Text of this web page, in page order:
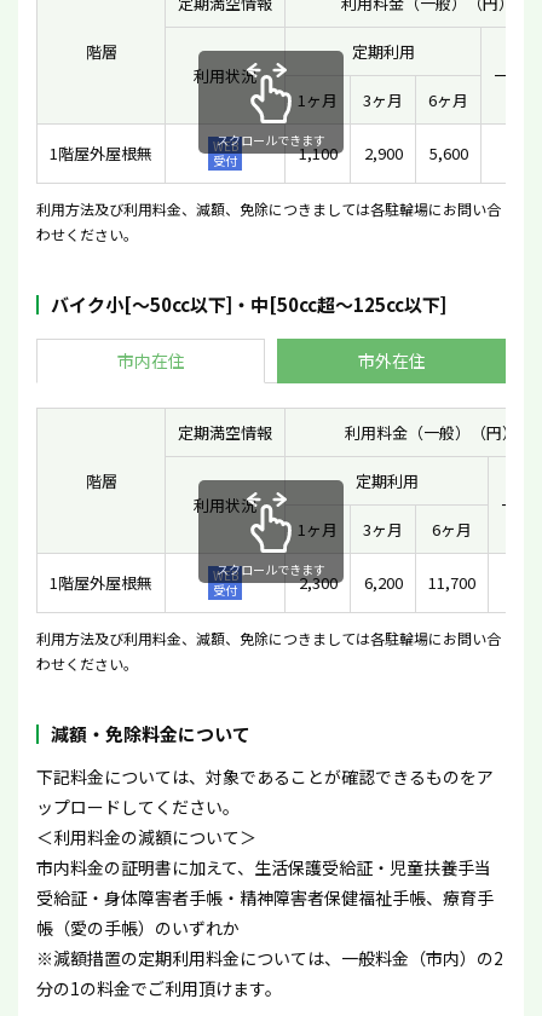
階層
利用状況
定期利用
一時
1ヶ月
3ヶ月 6ヶ月
1階屋外屋根無
WEB
受付
1,100 2,900 5,600
スクロールできます
利用方法及び利用料金、減額、免除につきましては各駐輪場にお問い合
わせください。
バイク小[〜50cc以下]・中[50cc超〜125cc以下]
市内在住 市外在住
階層
定期満空情報 利用料金（一般）（円）
利用状況
定期利用
一時
1ヶ月
3ヶ月 6ヶ月
1階屋外屋根無
WEB
受付
2,300 6,200 11,700
スクロールできます
利用方法及び利用料金、減額、免除につきましては各駐輪場にお問い合
わせください。
減額・免除料金について
下記料金については、対象であることが確認できるものをア
ップロードしてください。
＜利用料金の減額について＞
市内料金の証明書に加えて、生活保護受給証・児童扶養手当
受給証・身体障害者手帳・精神障害者保健福祉手帳、療育手
帳（愛の手帳）のいずれか
※減額措置の定期利用料金については、一般料金（市内）の2
分の1の料金でご利用頂けます。